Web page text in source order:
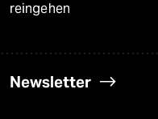
reingehen
Newsletter